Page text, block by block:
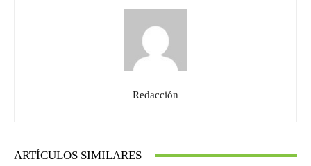
Redacción
ARTÍCULOS SIMILARES